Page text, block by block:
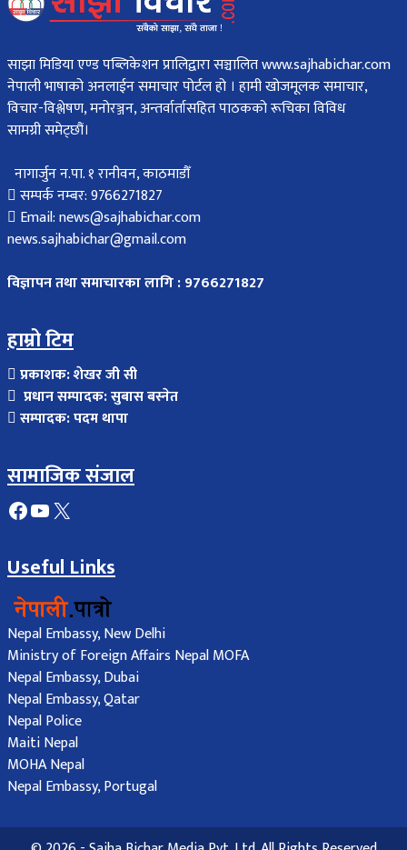
साझा मिडिया एण्ड पब्लिकेशन प्रालिद्वारा सञ्चालित www.sajhabichar.com
नेपाली भाषाको अनलाईन समाचार पोर्टल हो । हामी खोजमूलक समाचार,
विचार-विश्लेषण, मनोरञ्जन, अन्तर्वार्तासहित पाठकको रूचिका विविध
सामग्री समेट्छौं।
नागार्जुन न.पा. १ रानीवन, काठमाडौँ
सम्पर्क नम्बर: 9766271827
Email: news@sajhabichar.com
news.sajhabichar@gmail.com
विज्ञापन तथा समाचारका लागि : 9766271827
हाम्रो टिम
प्रकाशक: शेखर जी सी
प्रधान सम्पादक: सुबास बस्नेत
सम्पादक: पदम थापा
सामाजिक संजाल
Facebook
YouTube
X
Useful Links
Nepal Embassy, New Delhi
Ministry of Foreign Affairs Nepal MOFA
Nepal Embassy, Dubai
Nepal Embassy, Qatar
Nepal Police
Maiti Nepal
MOHA Nepal
Nepal Embassy, Portugal